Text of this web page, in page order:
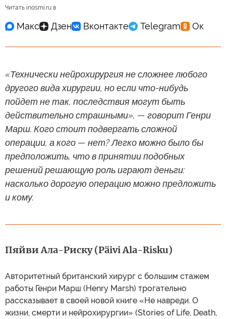
Читать inosmi.ru в
«Технически нейрохирургия не сложнее любого
другого вида хирургии, но если что-нибудь
пойдет не так, последствия могут быть
действительно страшными», — говорит Генри
Марш. Кого стоит подвергать сложной
операции, а кого — нет? Легко можно было бы
предположить, что в принятии подобных
решений решающую роль играют деньги:
насколько дорогую операцию можно предложить
и кому.
Пяйви Ала-Риску (Päivi Ala-Risku)
Авторитетный британский хирург с большим стажем
работы Генри Марш (Henry Marsh) трогательно
рассказывает в своей новой книге «Не навреди. О
жизни, смерти и нейрохирургии» (Stories of Life, Death,